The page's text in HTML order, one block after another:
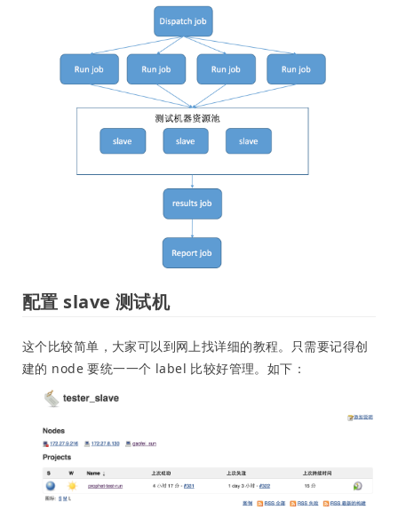
配置 slave 测试机
这个比较简单，大家可以到网上找详细的教程。只需要记得创
建的 node 要统一一个 label 比较好管理。如下：